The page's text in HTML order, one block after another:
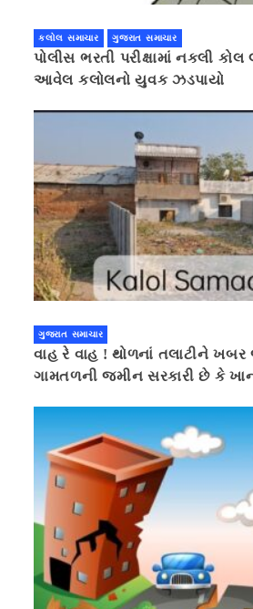
કલોલ સમાચાર ગુજરાત સમાચાર
પોલીસ ભરતી પરીક્ષામાં નકલી
આવેલ કલોલનો યુવક ઝડપાયો
ગુજરાત સમાચાર
વાહ રે વાહ ! થોળનાં તલાટીને
ગામતળની જમીન સરકારી છે કે